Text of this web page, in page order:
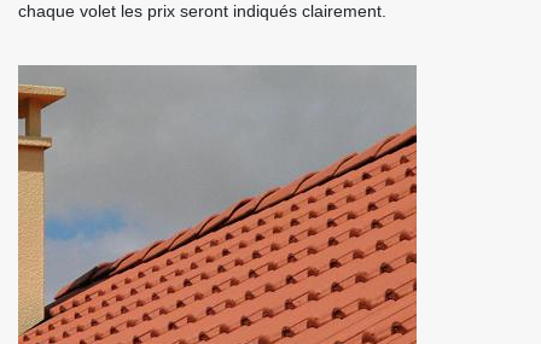
chaque volet les prix seront indiqués clairement.